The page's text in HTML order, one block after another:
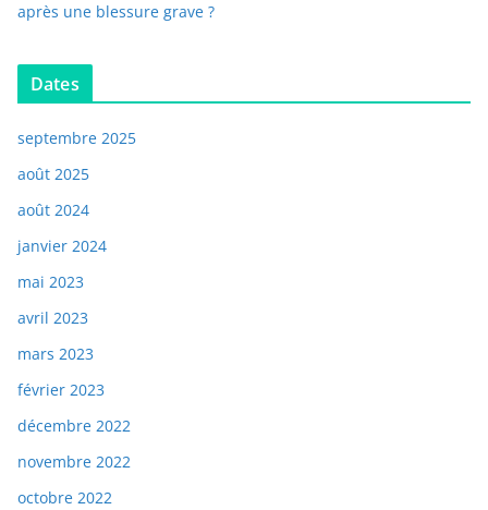
après une blessure grave ?
Dates
septembre 2025
août 2025
août 2024
janvier 2024
mai 2023
avril 2023
mars 2023
février 2023
décembre 2022
novembre 2022
octobre 2022